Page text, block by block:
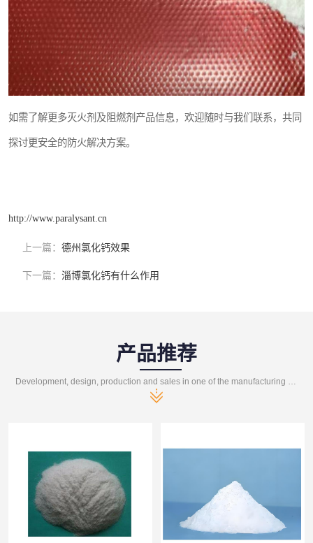
如需了解更多灭火剂及阻燃剂产品信息，欢迎随时与我们联系，共同
探讨更安全的防火解决方案。
http://www.paralysant.cn
上一篇： 德州氯化钙效果
下一篇： 淄博氯化钙有什么作用
产品推荐
Development, design, production and sales in one of the manufacturing enterprises